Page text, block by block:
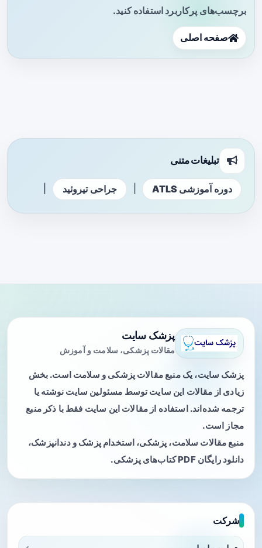
برچسب‌های پرکاربرد استفاده کنید.
صفحه اصلی
تبلیغات متنی
دوره آموزشی ATLS جراحی تیروئید
پزشک سایت
مقالات پزشکی، سلامت و آموزش
پزشک سایت، یک منبع مقالات پزشکی و سلامت است. بخش
زیادی از مقالات این سایت توسط مسئولین سایت نوشته یا
ترجمه شده‌اند. استفاده از مقالات این سایت فقط با ذکر منبع
مجاز است.
منبع مقالات سلامت، پزشکی، استخدام پزشک و دندانپزشک،
دانلود رایگان PDF کتاب‌های پزشکی.
شرکت